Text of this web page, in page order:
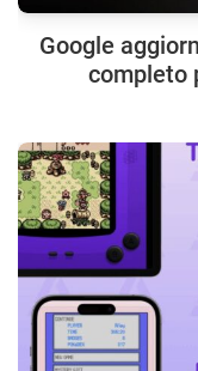
Google
completo